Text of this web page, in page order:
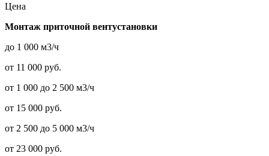
Цена
Монтаж приточной вентустановки
до 1 000 м3/ч
от 11 000 руб.
от 1 000 до 2 500 м3/ч
от 15 000 руб.
от 2 500 до 5 000 м3/ч
от 23 000 руб.